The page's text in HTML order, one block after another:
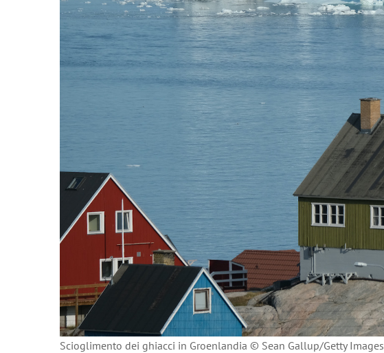
Scioglimento dei ghiacci in Groenlandia © Sean Gallup/Getty Images